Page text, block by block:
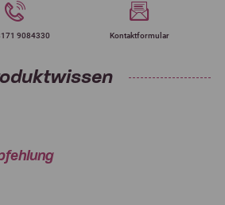
9084330 Kontaktformular